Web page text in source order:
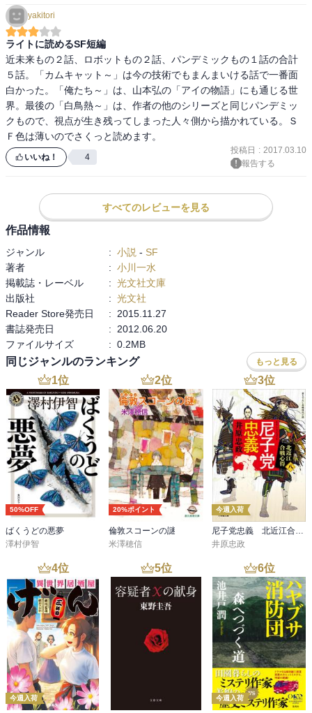
yakitori
ライトに読めるSF短編
近未来もの２話、ロボットもの２話、パンデミックもの１話の合計
５話。「カムキャット～」は今の技術でもまんまいける話で一番面
白かった。「俺たち～」は、山本弘の「アイの物語」にも通じる世
界。最後の「白鳥熱～」は、作者の他のシリーズと同じパンデミッ
クもので、視点が生き残ってしまった人々側から描かれている。Ｓ
Ｆ色は薄いのでさくっと読めます。
いいね！ 4
投稿日 : 2017.03.10
報告する
すべてのレビューを見る
作品情報
ジャンル : 小説 - SF
著者
: 小川一水
掲載誌・レーベル
: 光文社文庫
出版社
: 光文社
Reader Store発売日
:
2015.11.27
書誌発売日
:
2012.06.20
ファイルサイズ
: 0.2MB
同じジャンルのランキング もっと見る
1位
50%OFF
ばくうどの悪夢
澤村伊智
2位
20%ポイント
倫敦スコーンの謎
米澤穂信
3位
今週入荷
尼子党忠義 北近江合戦心得〈八〉
井原忠政
4位
今週入荷
5位 6位
今週入荷